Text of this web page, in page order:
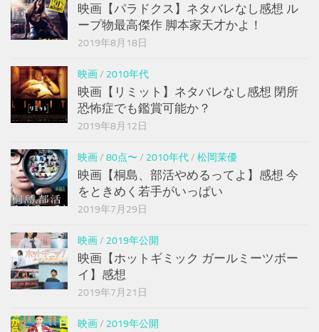
映画【パラドクス】ネタバレなし感想 ル
ープ物最高傑作 脚本家天才かよ！
2019年8月18日
映画/ 2010年代
映画【リミット】ネタバレなし感想 閉所
恐怖症でも鑑賞可能か？
2019年8月12日
映画/ 80点〜 / 2010年代/ 松岡茉優
映画【桐島、部活やめるってよ】感想 今
をときめく若手がいっぱい
2019年7月29日
映画/ 2019年公開
映画【ホットギミック ガールミーツボー
イ】感想
2019年7月21日
映画/ 2019年公開